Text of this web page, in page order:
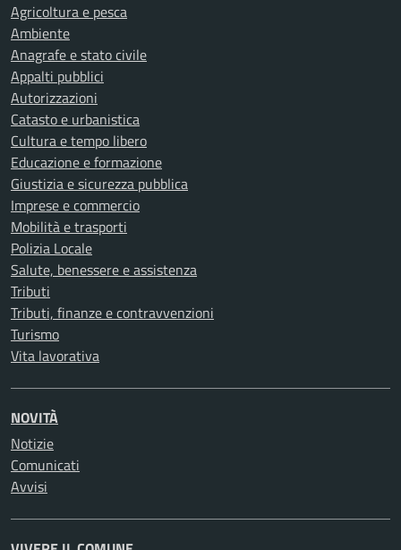
Agricoltura e pesca
Ambiente
Anagrafe e stato civile
Appalti pubblici
Autorizzazioni
Catasto e urbanistica
Cultura e tempo libero
Educazione e formazione
Giustizia e sicurezza pubblica
Imprese e commercio
Mobilità e trasporti
Polizia Locale
Salute, benessere e assistenza
Tributi
Tributi, finanze e contravvenzioni
Turismo
Vita lavorativa
NOVITÀ
Notizie
Comunicati
Avvisi